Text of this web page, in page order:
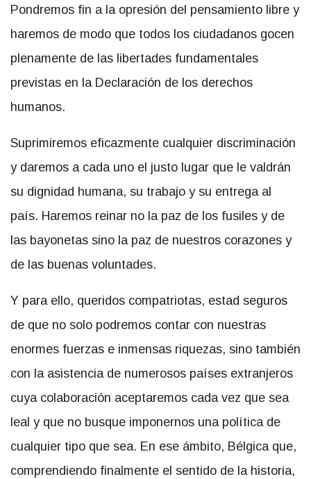
Pondremos fin a la opresión del pensamiento libre y
haremos de modo que todos los ciudadanos gocen
plenamente de las libertades fundamentales
previstas en la Declaración de los derechos
humanos.
Suprimiremos eficazmente cualquier discriminación
y daremos a cada uno el justo lugar que le valdrán
su dignidad humana, su trabajo y su entrega al
país. Haremos reinar no la paz de los fusiles y de
las bayonetas sino la paz de nuestros corazones y
de las buenas voluntades.
Y para ello, queridos compatriotas, estad seguros
de que no solo podremos contar con nuestras
enormes fuerzas e inmensas riquezas, sino también
con la asistencia de numerosos países extranjeros
cuya colaboración aceptaremos cada vez que sea
leal y que no busque imponernos una política de
cualquier tipo que sea. En ese ámbito, Bélgica que,
comprendiendo finalmente el sentido de la historia,